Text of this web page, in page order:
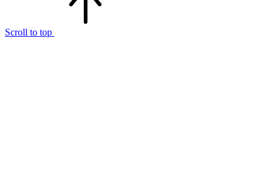
Scroll to top